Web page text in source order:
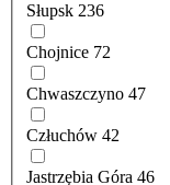
Słupsk 236
Chojnice 72
Chwaszczyno 47
Człuchów 42
Jastrzębia Góra 46